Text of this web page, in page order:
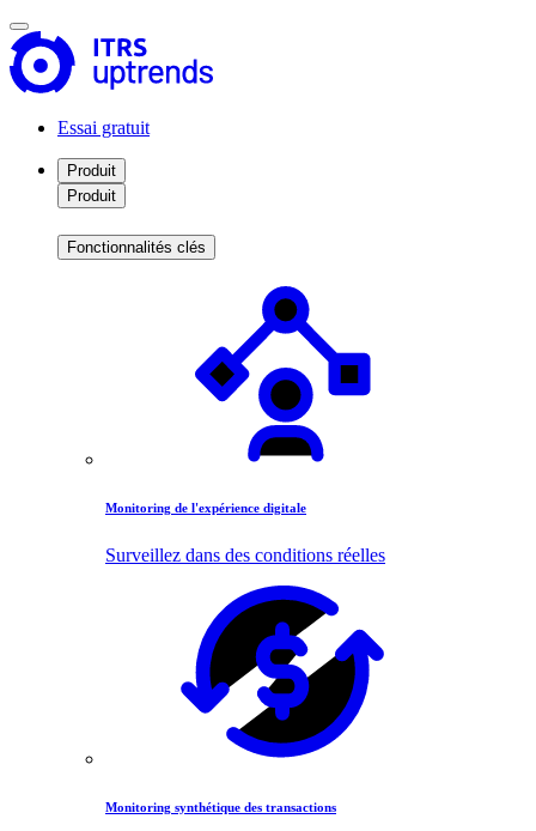
Essai gratuit
Produit
Produit
Fonctionnalités clés
Monitoring de l'expérience digitale
Surveillez dans des conditions réelles
Monitoring synthétique des transactions